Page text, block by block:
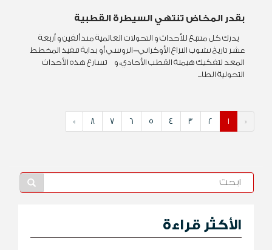
بقدر المخاض تنتهي السيطرة القطبية
يدرك كل متتبع للأحداث و التحولات العالمية منذ ألفين و أربعة
عشر تاريخ نشوب النزاع الأوكراني-الروسي أو بداية تنفيذ المخطط
المعد لتفكيك هيمنة القطب الأحادي، و تسارع هذه الأحداث
التحولية الطا...
«
1
2
3
4
5
6
7
8
»
الأكثر قراءة